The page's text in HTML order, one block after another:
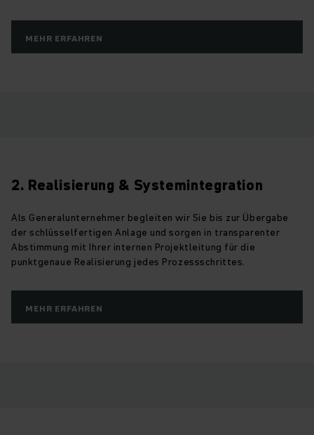
MEHR ERFAHREN
2. Realisierung & Systemintegration
Als Generalunternehmer begleiten wir Sie bis zur Übergabe
der schlüsselfertigen Anlage und sorgen in transparenter
Abstimmung mit Ihrer internen Projektleitung für die
punktgenaue Realisierung jedes Prozessschrittes.
MEHR ERFAHREN